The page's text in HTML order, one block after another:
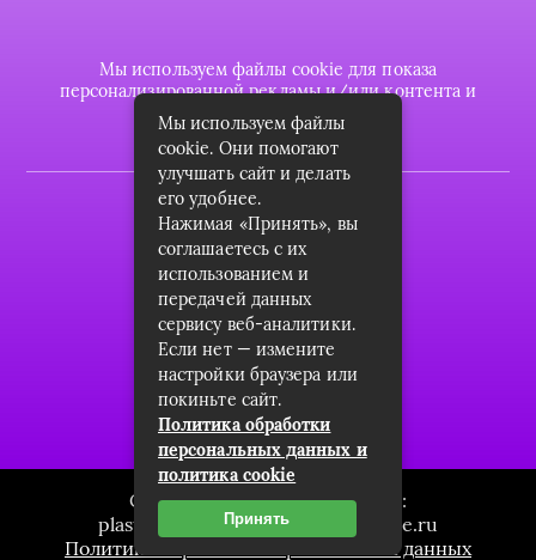
Мы используем файлы cookie для показа
персонализированной рекламы и/или контента и
анализа нашего трафика.
2022 © plasttrubkomplekt.ru
Карта сайта
Контакты
О проекте
Пользовательское соглашение
Архив
Связаться с редакцией сайта:
plasttrubkomplekt.ru@mailwebsite.ru
Политика обработки персональных данных
Мы используем файлы
cookie. Они помогают
улучшать сайт и делать
его удобнее.
Нажимая «Принять», вы
соглашаетесь с их
использованием и
передачей данных
сервису веб-аналитики.
Если нет — измените
настройки браузера или
покиньте сайт.
Политика обработки
персональных данных и
политика cookie
Принять